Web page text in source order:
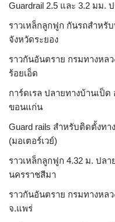
Guardrail 2.5 และ 3.2 มม.
ราวเหล็กลูกฟูก กันรถสําหรั
จังหวัดระยอง
ราวกันอันตราย กรมทางหล
ร้อยเอ็ด
การ์ดเรล ปลายทางบ้านเป็
ขอนแก่น
Guard rails สำหรับติดตั้งทา
(มอเตอร์เวย์)
ราวเหล็กลูกฟูก 4.32 ม. ปล
นครราชสีมา
ราวกันอันตราย กรมทางหล
จ.แพร่